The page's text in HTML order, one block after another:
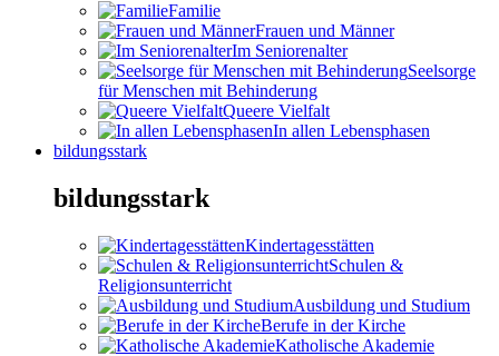
Familie
Frauen und Männer
Im Seniorenalter
Seelsorge
für Menschen mit Behinderung
Queere Vielfalt
In allen Lebensphasen
bildungsstark
bildungsstark
Kindertagesstätten
Schulen &
Religionsunterricht
Ausbildung und Studium
Berufe in der Kirche
Katholische Akademie